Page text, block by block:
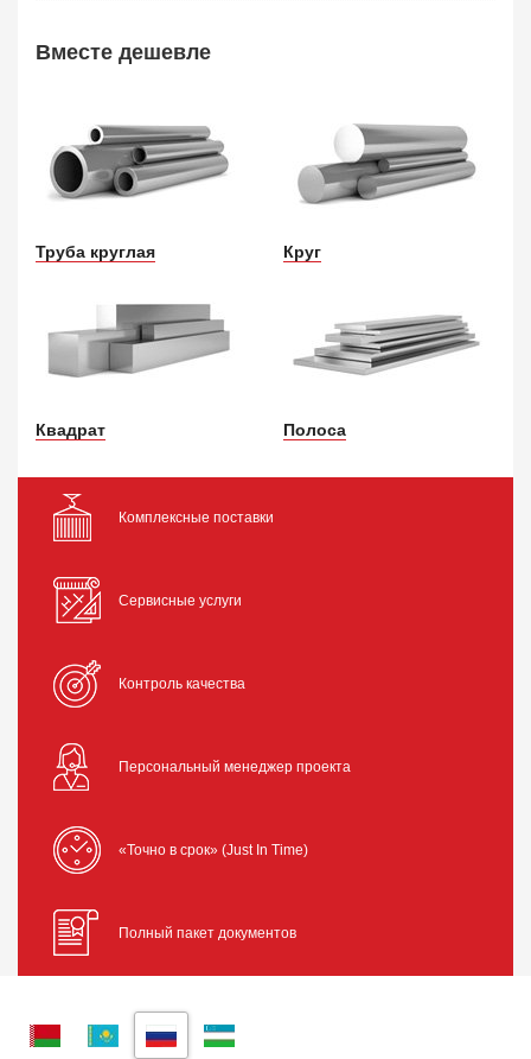
Вместе дешевле
Труба круглая Круг
Квадрат Полоса
Комплексные поставки
Сервисные услуги
Контроль качества
Персональный менеджер проекта
«Точно в срок» (Just In Time)
Полный пакет документов